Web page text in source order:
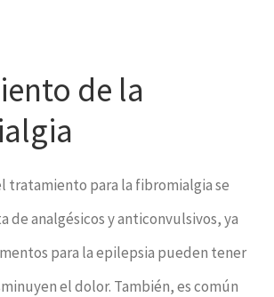
de la
tratamiento para la fibromialgia se
de analgésicos y anticonvulsivos, ya
para la epilepsia pueden tener
el dolor. También, es común